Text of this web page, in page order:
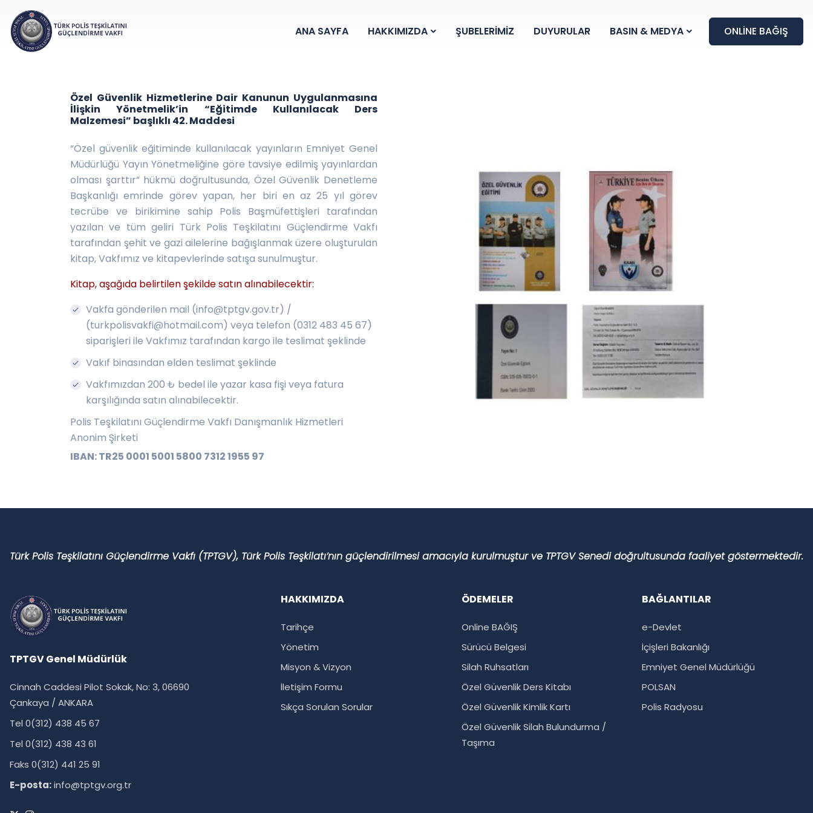
ANA SAYFA HAKKIMIZDA ŞUBELERİMİZ DUYURULAR BASIN & MEDYA ONLİNE BAĞIŞ
Özel Güvenlik Hizmetlerine Dair Kanunun Uygulanmasına
İlişkin Yönetmelik’in “Eğitimde Kullanılacak Ders
Malzemesi” başlıklı 42. Maddesi
“Özel güvenlik eğitiminde kullanılacak yayınların Emniyet Genel
Müdürlüğü Yayın Yönetmeliğine göre tavsiye edilmiş yayınlardan
olması şarttır” hükmü doğrultusunda, Özel Güvenlik Denetleme
Başkanlığı emrinde görev yapan, her biri en az 25 yıl görev
tecrübe ve birikimine sahip Polis Başmüfettişleri tarafından
yazılan ve tüm geliri Türk Polis Teşkilatını Güçlendirme Vakfı
tarafından şehit ve gazi ailelerine bağışlanmak üzere oluşturulan
kitap, Vakfımız ve kitapevlerinde satışa sunulmuştur.
Kitap, aşağıda belirtilen şekilde satın alınabilecektir:
Vakfa gönderilen mail (info@tptgv.gov.tr) /
(turkpolisvakfi@hotmail.com) veya telefon (0312 483 45 67)
siparişleri ile Vakfımız tarafından kargo ile teslimat şeklinde
Vakıf binasından elden teslimat şeklinde
Vakfımızdan 200 ₺ bedel ile yazar kasa fişi veya fatura
karşılığında satın alınabilecektir.
Polis Teşkilatını Güçlendirme Vakfı Danışmanlık Hizmetleri
Anonim Şirketi
IBAN: TR25 0001 5001 5800 7312 1955 97
Türk Polis Teşkilatını Güçlendirme Vakfı (TPTGV), Türk Polis Teşkilatı’nın güçlendirilmesi amacıyla kurulmuştur ve TPTGV Senedi doğrultusunda faaliyet göstermektedir.
TPTGV Genel Müdürlük
Cinnah Caddesi Pilot Sokak, No: 3, 06690
Çankaya / ANKARA
Tel 0(312) 438 45 67
Tel 0(312) 438 43 61
Faks 0(312) 441 25 91
E-posta:info@tptgv.org.tr
HAKKIMIZDA
Tarihçe
Yönetim
Misyon & Vizyon
İletişim Formu
Sıkça Sorulan Sorular
ÖDEMELER
Online BAĞIŞ
Sürücü Belgesi
Silah Ruhsatları
Özel Güvenlik Ders Kitabı
Özel Güvenlik Kimlik Kartı
Özel Güvenlik Silah Bulundurma /
Taşıma
BAĞLANTILAR
e-Devlet
İçişleri Bakanlığı
Emniyet Genel Müdürlüğü
POLSAN
Polis Radyosu